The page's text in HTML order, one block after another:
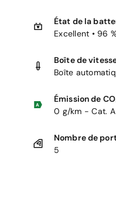
État de la
Excellent • 96
Boîte de
Boîte
Émission de
0 g/km - Cat. A
Nombre de
5